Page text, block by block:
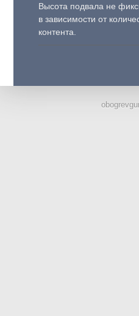
Высота подвала не
в зависимости от
контента.